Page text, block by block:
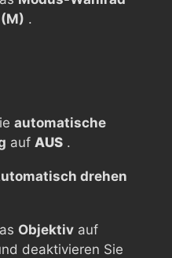
.
automatische
auf AUS .
drehen
Objektiv auf
deaktivieren Sie